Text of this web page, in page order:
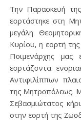
Την Παρασκευή της Διακαινησίμου, 21 Απριλίου 2023,
εορτάστηκε στη
μεγάλη
Κυρίου, η εορτή
Ποιμενάρχης μας
εορτάζοντα
Αντιφιλίππων
της Μητροπόλεως.
Σεβασμιώτατος
στην εορτή της